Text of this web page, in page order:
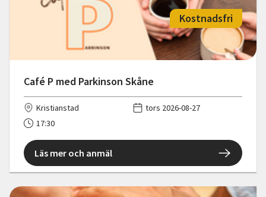
Café P med Parkinson Skåne
Kostnadsfri
Kristianstad
tors 2026-08-27
17:30
Läs mer och anmäl